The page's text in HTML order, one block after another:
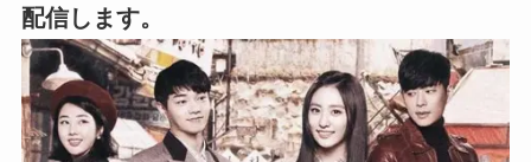
配信します。